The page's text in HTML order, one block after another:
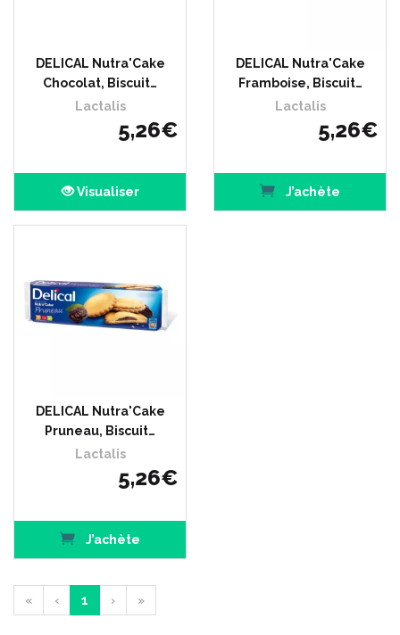
DELICAL Nutra'Cake
Chocolat, Biscuit…
Lactalis
5,26€
Visualiser
DELICAL Nutra'Cake
Framboise, Biscuit…
Lactalis
5,26€
J’achète
DELICAL Nutra'Cake
Pruneau, Biscuit…
Lactalis
5,26€
J’achète
« ‹ 1 › »